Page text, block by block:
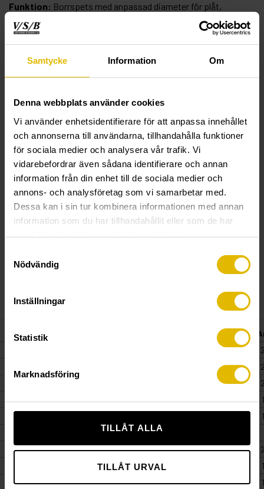
Samtycke Information Om
Denna webbplats använder cookies
Vi använder enhetsidentifierare för att anpassa innehållet
och annonserna till användarna, tillhandahålla funktioner
för sociala medier och analysera vår trafik. Vi
vidarebefordrar även sådana identifierare och annan
information från din enhet till de sociala medier och
annons- och analysföretag som vi samarbetar med.
Dessa kan i sin tur kombinera informationen med annan
information som du har tillhandahållit eller som de har
samlat in när du har använt deras tjänster.
Nödvändig
Inställningar
Statistik
Marknadsföring
TILLÅT ALLA
TILLÅT URVAL
Funktion: Borrspets med anpassad diameter för plåt,
borrar mycket snabbt i stålplåt upp till 2 x 1,25 mm.
Trägänga ger solid förankring i trävirke. 6-kantshuvud med
påvulkaniserat EPDM-gummi.
Ytbehandling:Elförzinkad 20 my. Pulverlackerad med
polyesterlack, för utomhusbruk.
Monteringsanvisning:Skruvdragare med varvtal 1.500–
2.500 r/m rekommenderas.
Dimensionering:Ca 6–8 st/m².
ENHETSGUIDE
D L E-nummer
4.8
35 Mörkröd RAL 3009 P483559
4.8
Mörkröd RAL 3009 SB48355
4.8
35 Ofärgad Klarlack 483519
Ofärgad Klarlack P483519
4.8
35 Ofärgad Klarlack 483511 1550920